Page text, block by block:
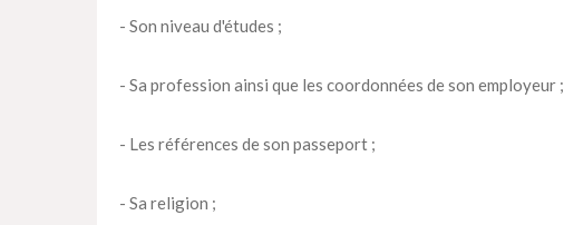
- Son niveau d'études ;
- Sa profession ainsi que les coordonnées de son employeur ;
- Les références de son passeport ;
- Sa religion ;